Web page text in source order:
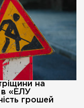
на
в «ЕЛУ
грошей